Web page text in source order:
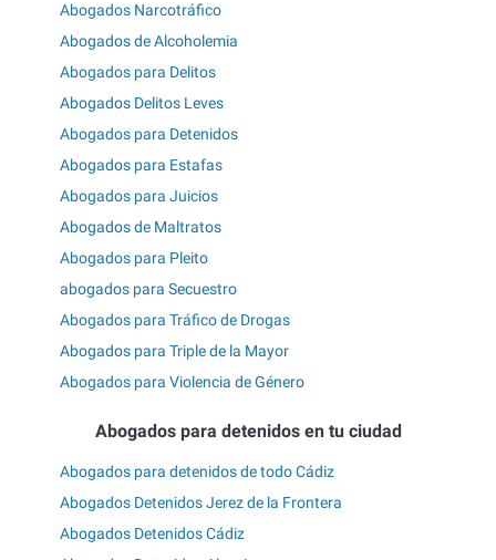
Abogados Narcotráfico
Abogados de Alcoholemia
Abogados para Delitos
Abogados Delitos Leves
Abogados para Detenidos
Abogados para Estafas
Abogados para Juicios
Abogados de Maltratos
Abogados para Pleito
abogados para Secuestro
Abogados para Tráfico de Drogas
Abogados para Triple de la Mayor
Abogados para Violencia de Género
Abogados para detenidos en tu ciudad
Abogados para detenidos de todo Cádiz
Abogados Detenidos Jerez de la Frontera
Abogados Detenidos Cádiz